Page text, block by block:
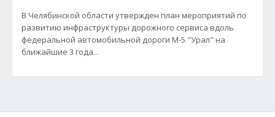
В Челябинской области утвержден план мероприятий по
развитию инфраструктуры дорожного сервиса вдоль
федеральной автомобильной дороги М-5 "Урал" на
ближайшие 3 года...